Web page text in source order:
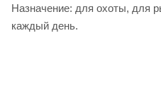
Назначение: для охоты, для
каждый день.